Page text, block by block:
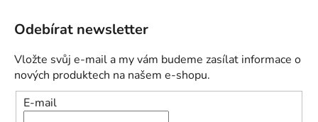
Odebírat newsletter
Vložte svůj e-mail a my vám budeme zasílat informace o
nových produktech na našem e-shopu.
E-mail